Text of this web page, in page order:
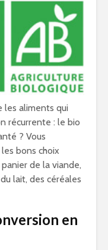
les aliments qui
récurrente : le bio
? Vous
bons choix
de la viande,
lait, des céréales
en